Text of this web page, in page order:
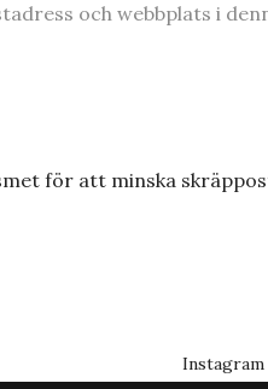
och webbplats i
för att minska
Instagram